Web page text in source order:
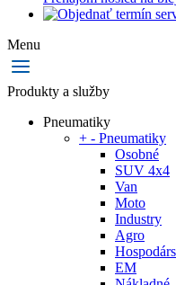
Menu
Produkty a služby
Pneumatiky
+ - Pneumatiky
Osobné
SUV 4x4
Van
Moto
Industry
Agro
EM